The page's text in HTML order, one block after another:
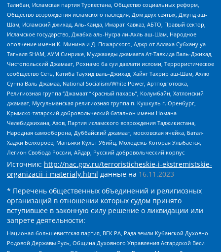
Талибан, Исламская партия Туркестана, Общество социальных реформ,
Общество возрождения исламского наследия, Дом двух святых, Джунд аш-
Шам, Исламский джихад, Аль-Каида, Имарат Кавказ, АБТО, Правый сектор,
Исламское государство, Джабха аль-Нусра ли-Ахль аш-Шам, Народное
ополчение имени К. Минина и Д. Пожарского, Аджр от Аллаха Субхану уа
Тагьаля SHAM, АУМ Синрике, Муджахеды джамаата Ат-Тавхида Валь-Джихад,
Чистопольский Джамаат, Рохнамо ба суи давлати исломи, Террористическое
сообщество Сеть, Катиба Таухид валь-Джихад, Хайят Тахрир аш-Шам, Ахлю
Сунна Валь Джамаа, National Socialism/White Power, Артподготовка,
Религиозная группа “Джамаат “Красный пахарь”, Колумбайн, Хатлонский
джамаат, Мусульманская религиозная группа п. Кушкуль г. Оренбург,
Крымско-татарский добровольческий батальон имени Номана
Челебиджихана, Азов, Партия исламского возрождения Таджикистана,
Народная самооборона, Дуббайский джамаат, московская ячейка, Батал-
Хаджи Белхороев, Маньяки Культ Убийц, Молодёжь Которая Улыбается,
Легион Свобода России, Айдар, Русский добровольческий корпус
Источник: http://nac.gov.ru/terroristicheskie-i-ekstremistskie-
organizacii-i-materialy.html данные на 16.11.2023
* Перечень общественных объединений и религиозных
организаций в отношении которых судом принято
вступившее в законную силу решение о ликвидации или
запрете деятельности:
Национал-большевистская партия, ВЕК РА, Рада земли Кубанской Духовно
Родовой Державы Русь, Община Духовного Управления Асгардской Веси